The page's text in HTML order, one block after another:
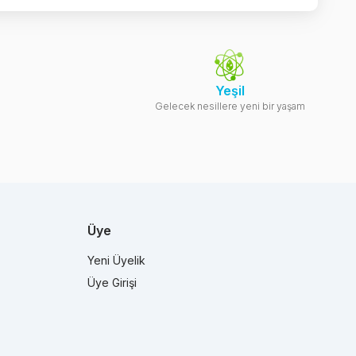
Yeşil
Gelecek nesillere yeni bir yaşam
Üye
Yeni Üyelik
Üye Girişi